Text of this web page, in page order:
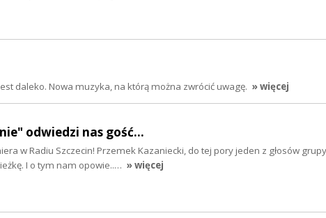
daleko. Nowa muzyka, na którą można zwrócić uwagę. » więcej
odwiedzi nas gość...
w Radiu Szczecin! Przemek Kazaniecki, do tej pory jeden z głosów
I o tym nam opowie..… » więcej